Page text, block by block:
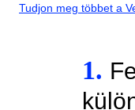
Tudjon meg többet a
1.